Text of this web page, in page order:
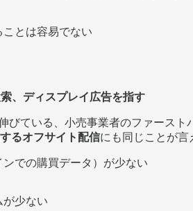
とは容易でない
、ディスプレイ広告を指す
ている、小売事業者のファースト
るオフサイト配信にも同じことが言
での購買データ）が少ない
が少ない